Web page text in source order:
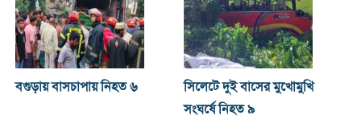
বগুড়ায় বাসচাপায় নিহত ৬
সিলেটে দুই বাসের মুখোমুখি
সংঘর্ষে নিহত ৯